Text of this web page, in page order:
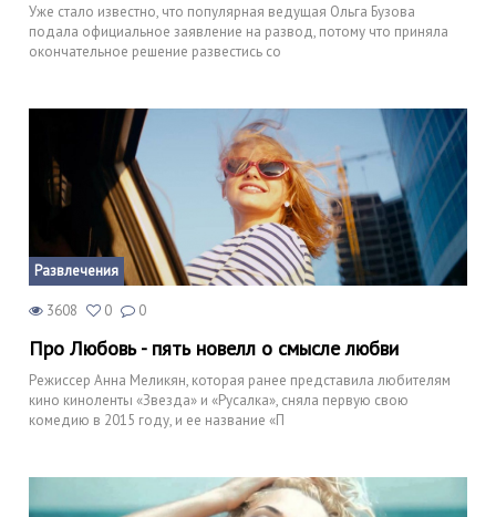
Уже стало известно, что популярная ведущая Ольга Бузова
подала официальное заявление на развод, потому что приняла
окончательное решение развестись со
Развлечения
3608 0 0
Про Любовь - пять новелл о смысле любви
Режиссер Анна Меликян, которая ранее представила любителям
кино киноленты «Звезда» и «Русалка», сняла первую свою
комедию в 2015 году, и ее название «П